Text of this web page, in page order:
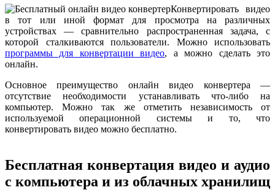
Конвертировать видео
в тот или иной формат для просмотра на различных
устройствах — сравнительно распространенная задача, с
которой сталкиваются пользователи. Можно использовать
программы для конвертации видео, а можно сделать это
онлайн.
Основное преимущество онлайн видео конвертера —
отсутствие необходимости устанавливать что-либо на
компьютер. Можно так же отметить независимость от
используемой операционной системы и то, что
конвертировать видео можно бесплатно.
Бесплатная конвертация видео и аудио
с компьютера и из облачных хранилищ